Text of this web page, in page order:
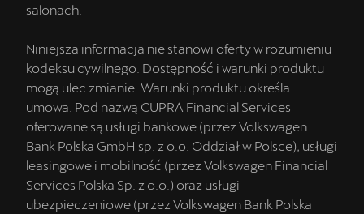
salonach.
Niniejsza informacja nie stanowi oferty w rozumieniu
kodeksu cywilnego. Dostępność i warunki produktu
mogą ulec zmianie. Warunki produktu określa
umowa. Pod nazwą CUPRA Financial Services
oferowane są usługi bankowe (przez Volkswagen
Bank Polska GmbH sp. z o.o. Oddział w Polsce), usługi
leasingowe i mobilność (przez Volkswagen Financial
Services Polska Sp. z o.o.) oraz usługi
ubezpieczeniowe (przez Volkswagen Bank Polska